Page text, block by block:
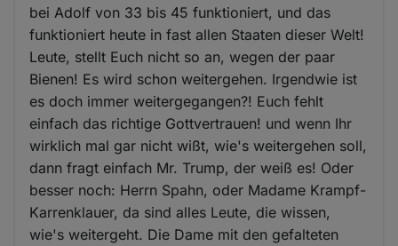
bei Adolf von 33 bis 45 funktioniert, und das
funktioniert heute in fast allen Staaten dieser Welt!
Leute, stellt Euch nicht so an, wegen der paar
Bienen! Es wird schon weitergehen. Irgendwie ist
es doch immer weitergegangen?! Euch fehlt
einfach das richtige Gottvertrauen! und wenn Ihr
wirklich mal gar nicht wißt, wie's weitergehen soll,
dann fragt einfach Mr. Trump, der weiß es! Oder
besser noch: Herrn Spahn, oder Madame Krampf-
Karrenklauer, da sind alles Leute, die wissen,
wie's weitergeht. Die Dame mit den gefalteten